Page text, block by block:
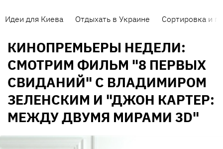
Идеи для Киева Отдыхать в Украине Сортировка и
КИНОПРЕМЬЕРЫ НЕДЕЛИ:
СМОТРИМ ФИЛЬМ "8 ПЕРВЫХ
СВИДАНИЙ" С ВЛАДИМИРОМ
ЗЕЛЕНСКИМ И "ДЖОН КАРТЕР:
МЕЖДУ ДВУМЯ МИРАМИ 3D"